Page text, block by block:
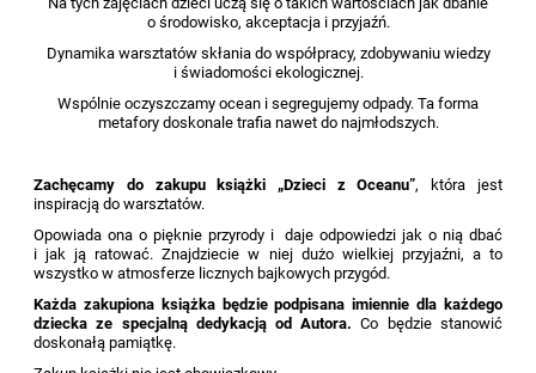
o środowisko, akceptacja i przyjaźń.
Dynamika warsztatów skłania do współpracy, zdobywaniu wiedzy
i świadomości ekologicznej.
Wspólnie oczyszczamy ocean i segregujemy odpady. Ta forma
metafory doskonale trafia nawet do najmłodszych.
Zachęcamy do zakupu książki „Dzieci z Oceanu”, która jest
inspiracją do warsztatów.
Opowiada ona o pięknie przyrody i daje odpowiedzi jak o nią dbać
i jak ją ratować. Znajdziecie w niej dużo wielkiej przyjaźni, a to
wszystko w atmosferze licznych bajkowych przygód.
Każda zakupiona książka będzie podpisana imiennie dla każdego
dziecka ze specjalną dedykacją od Autora.Co będzie stanowić
doskonałą pamiątkę.